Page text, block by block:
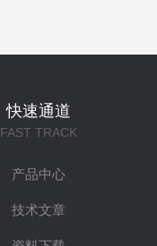
快速通道
FAST TRACK
产品中心
技术文章